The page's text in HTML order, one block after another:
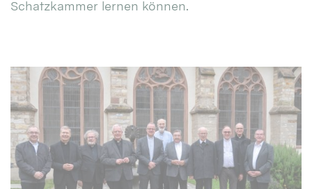
Schatzkammer lernen können.